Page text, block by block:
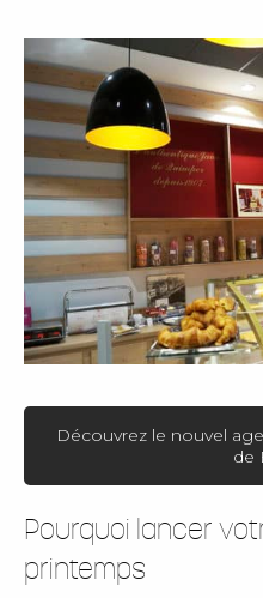
Découvrez le nouvel
de
Pourquoi lancer
printemps